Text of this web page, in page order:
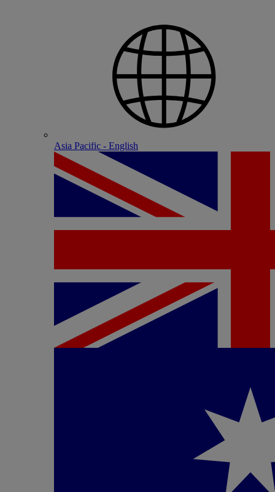
Asia Pacific - English